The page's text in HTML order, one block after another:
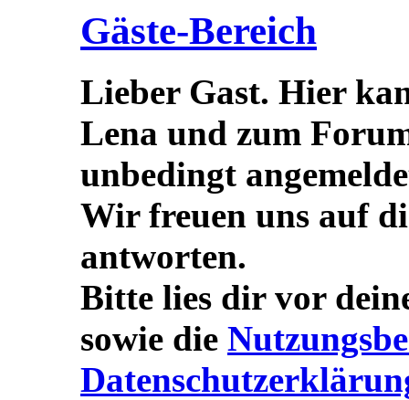
Gäste-Bereich
Lieber Gast. Hier
Lena und zum
unbedingt
Wir freuen uns auf
antworten.
Bitte lies dir vor
sowie die